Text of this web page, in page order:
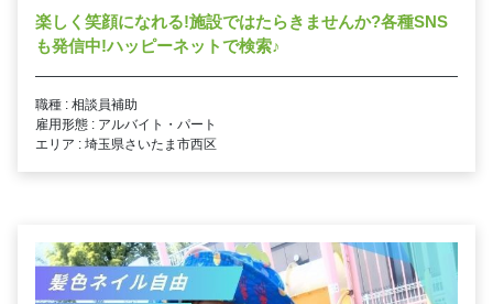
楽しく笑顔になれる!施設ではたらきませんか?各種SNS
も発信中!ハッピーネットで検索♪
職種 : 相談員補助
雇用形態 : アルバイト・パート
エリア : 埼玉県さいたま市西区